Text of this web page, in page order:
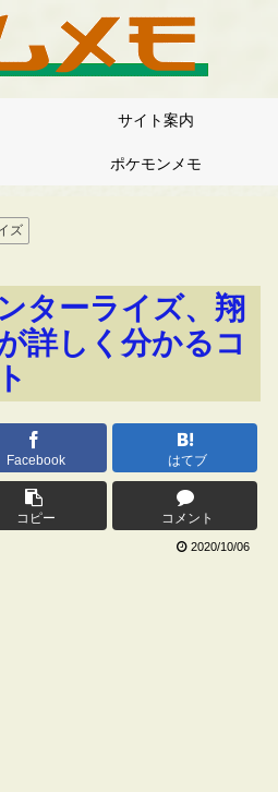
サイト案内
ポケモンメモ
ズ
ターライズ、翔
詳しく分かるコ
Facebook はてブ
コピー コメント
2020/10/06